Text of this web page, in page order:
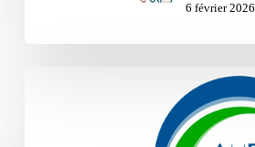
6 février 2026